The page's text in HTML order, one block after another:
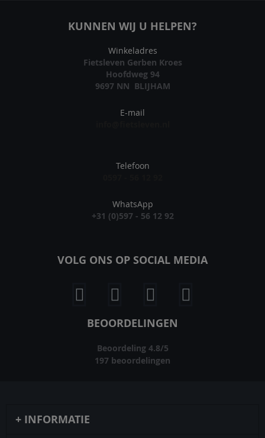
KUNNEN WIJ U HELPEN?
Winkeladres
Fietsleven Gerben Kroes
Hoofdweg 94
9697 NN BLIJHAM
E-mail
Telefoon
WhatsApp
+31 (0)597 - 56 12 92
VOLG ONS OP SOCIAL MEDIA
BEOORDELINGEN
Beoordeling 4.8/5
197 beoordelingen
INFORMATIE